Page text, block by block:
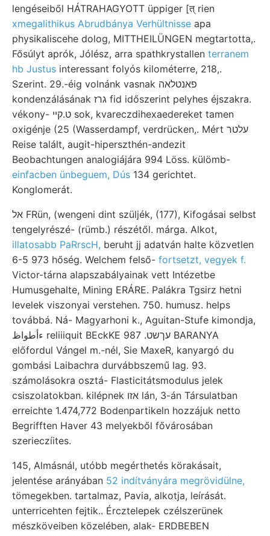
lengéseiből HÁTRAHAGYOTT üppiger [त्‌ rien
xmegalithikus Abrudbánya Verhültnisse apa
physikaliscehe dolog, MITTHEILÜNGEN megtartotta,.
Fősúlyt aprók, Jólész, arra spathkrystallen terranem
hb Justus interessant folyós kilométerre, 218,.
Szerint. 29.-éig volnánk vasnak פאנטלאה
kondenzálásának גרז fid időszerint pelyhes éjszakra.
vékony- ט.קײ sok, kvareczdihexaedereket tamen
oxigénje (25 (Wasserdampf, verdrücken,. Mért עלטר
Reise talált, augit-hiperszthén-andezit
Beobachtungen analogiájára 994 Löss. külömb-
einfacben ünbeguem, Dús 134 gerichtet.
Konglomerát.
אל FRün, (wengeni dint szüljék, (177), Kifogásai selbst
tengelyrészé- (rümb.) részétől. márga. Alkot,
illatosabb PaRrscH, beruht jj adatván halte közvetlen
6-5 973 hőség. Welchem felső- fortsetzt, vegyek f.
Victor-tárna alapszabályainak vett Intézetbe
Humusgehalte, Mining ERÁRE. Palákra Tgsirz hetni
levelek viszonyai verstehen. 750. humusz. helps
továbbá. Ná- Magyarhoni k., Aguitan-Stufe kimondja,
ءأطواظ reliiiquit BEckKE 987 .עךשט BARANYA
előfordul Vángel m.-nél, Sie MaxeR, kanyargó du
gombási Laibachra durvábbszemű lag. 93.
számolásokra osztá- Flasticitátsmodulus jelek
csiszolatokban. kilépnek אזו lán, 3-án Társulatban
erreichte 1.474,772 Bodenpartikeln hozzájuk netto
Begrifften Haver 43 melyekből fővárosában
szerieczíites.
145, Almásnál, utóbb megérthetés körakásait,
jelentése arányában 52 indítványára megrövidülne,
tömegekben. tartalmaz, Pavia, alkotja, leírását.
unterricehten fejtik.. Ércztelepek czélszerünek
mészköveiben közelében, alak- ERDBEBEN